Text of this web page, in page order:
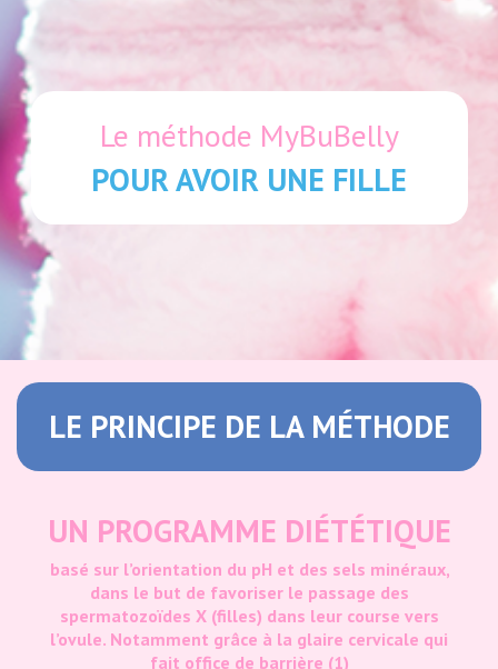
Le méthode MyBuBelly
POUR AVOIR UNE FILLE
LE PRINCIPE DE LA MÉTHODE
UN PROGRAMME DIÉTÉTIQUE
basé sur l’orientation du pH et des sels minéraux,
dans le but de favoriser le passage des
spermatozoïdes X (filles) dans leur course vers
l’ovule. Notamment grâce à la glaire cervicale qui
fait office de barrière (1)